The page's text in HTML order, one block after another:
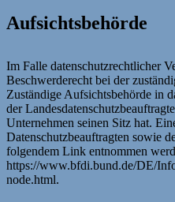
Aufsichtsbehörde
Im Falle datenschutzrechtlicher
Beschwerderecht bei der
Zuständige Aufsichtsbehörde in
der
Unternehmen seinen Sitz hat.
Datenschutzbeauftragten sowie
folgendem Link entnommen
https://www.bfdi.bund.de/DE/
node.html.